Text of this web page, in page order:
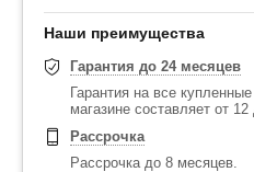
Наши преимущества
Гарантия до 24 месяцев
Гарантия на все
магазине составляет от
Рассрочка
Рассрочка до 8 месяцев.